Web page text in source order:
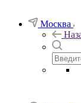
Москва